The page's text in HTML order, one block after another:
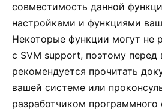
совместимость данной
настройками и функциями
Некоторые функции могут не
с SVM support, поэтому перед
рекомендуется прочитать
вашей системе или
разработчиком программного